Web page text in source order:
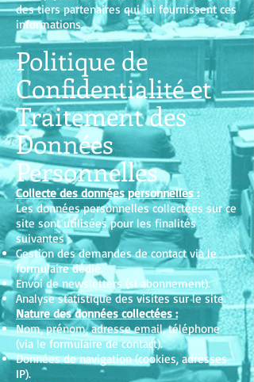
des tiers partenaires qui lui fournissent ces
informations.
Politique de
Confidentialité et
Traitement des
Données
Personnelles
Collecte des données personnelles :
Les données personnelles collectées sur ce
site sont utilisées pour les finalités
suivantes :
Gestion des demandes de contact via le
formulaire dédié.
Envoi de newsletters (si abonnement).
Analyse statistique des visites sur le site.
Nature des données collectées :
Nom, prénom, adresse email, téléphone
(via le formulaire de contact).
Données de navigation (cookies, adresses
IP).